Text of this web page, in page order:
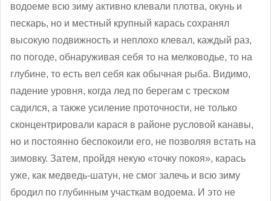
водоеме всю зиму активно клевали плотва, окунь и
пескарь, но и местный крупный карась сохранял
высокую подвижность и неплохо клевал, каждый раз,
по погоде, обнаруживая себя то на мелководье, то на
глубине, то есть вел себя как обычная рыба. Видимо,
падение уровня, когда лед по берегам с треском
садился, а также усиление проточности, не только
сконцентрировали карася в районе русловой канавы,
но и постоянно беспокоили его, не позволяя встать на
зимовку. Затем, пройдя некую «точку покоя», карась
уже, как медведь-шатун, не смог залечь и всю зиму
бродил по глубинным участкам водоема. И это не